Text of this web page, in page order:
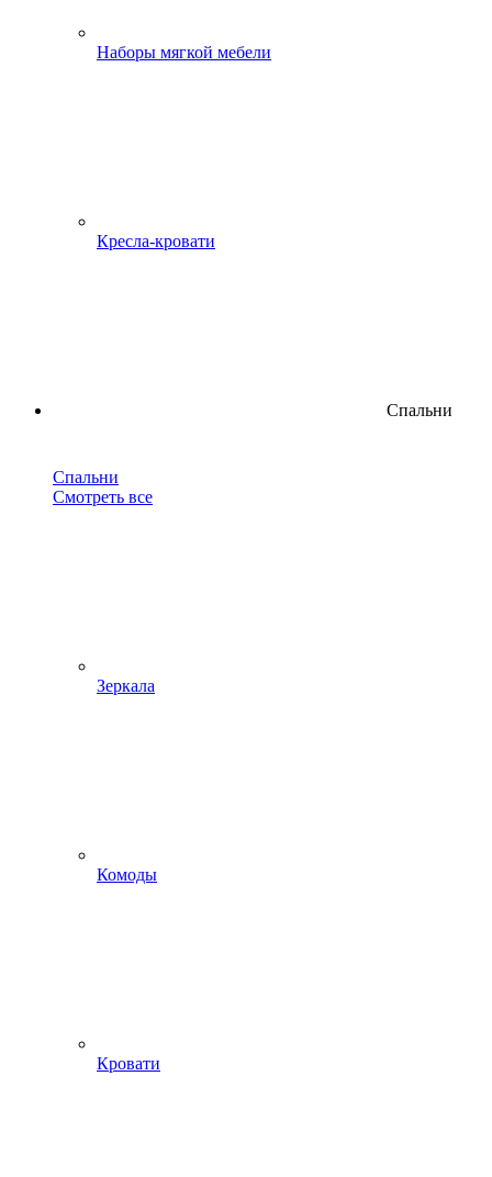
Наборы мягкой мебели
Кресла-кровати
Спальни
Спальни
Смотреть все
Зеркала
Комоды
Кровати